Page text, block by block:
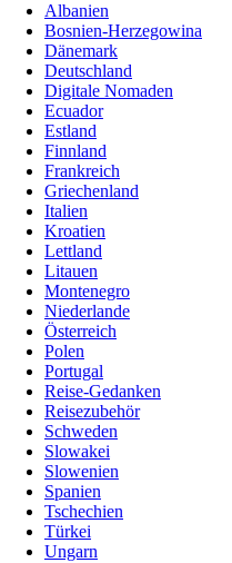
Albanien
Bosnien-Herzegowina
Dänemark
Deutschland
Digitale Nomaden
Ecuador
Estland
Finnland
Frankreich
Griechenland
Italien
Kroatien
Lettland
Litauen
Montenegro
Niederlande
Österreich
Polen
Portugal
Reise-Gedanken
Reisezubehör
Schweden
Slowakei
Slowenien
Spanien
Tschechien
Türkei
Ungarn